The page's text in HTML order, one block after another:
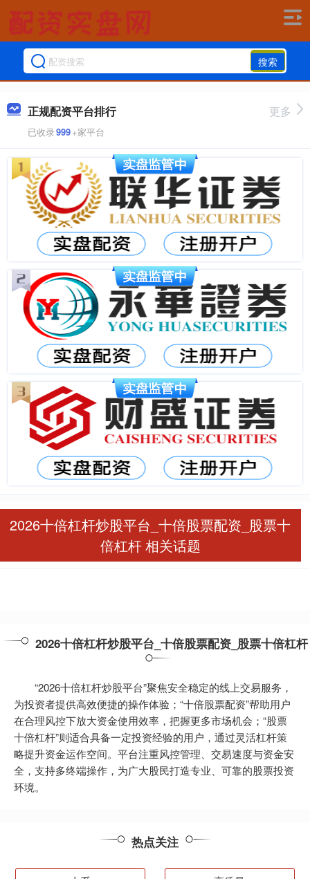
搜索
正规配资平台排行
已收录999+家平台
更多
2026十倍杠杆炒股平台_十倍股票配资_股票十
倍杠杆 相关话题
2026十倍杠杆炒股平台_十倍股票配资_股票十倍杠杆
“2026十倍杠杆炒股平台”聚焦安全稳定的线上交易服务，
为投资者提供高效便捷的操作体验；“十倍股票配资”帮助用户
在合理风控下放大资金使用效率，把握更多市场机会；“股票
十倍杠杆”则适合具备一定投资经验的用户，通过灵活杠杆策
略提升资金运作空间。平台注重风控管理、交易速度与资金安
全，支持多终端操作，为广大股民打造专业、可靠的股票投资
环境。
热点关注